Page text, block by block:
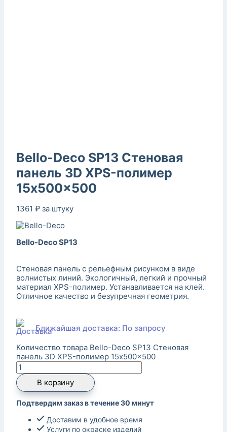
Bello-Deco SP13 Стеновая
панель 3D XPS-полимер
15x500x500
1361 ₽ за штуку
Bello-Deco SP13
Стеновая панель с рельефным рисунком в виде
волнистых линий. Экологичный, легкий и прочный
материал XPS-полимер. Устанавливается на клей.
Отличное качество и безупречная геометрия.
Ближайшая доставка: По запросу
Количество товара Bello-Deco SP13 Стеновая
панель 3D XPS-полимер 15x500x500
В корзину
Подтвердим заказ в течение 30 минут
Доставим в удобное время
Услуги по окраске изделий